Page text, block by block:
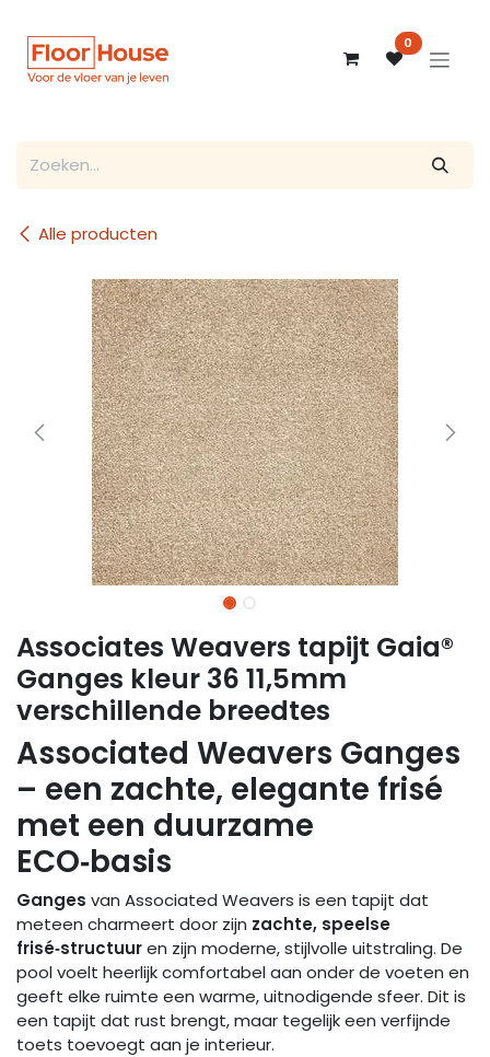
0
Alle producten
Associates Weavers tapijt Gaia®
Ganges kleur 36 11,5mm
verschillende breedtes
Associated Weavers Ganges
– een zachte, elegante frisé
met een duurzame
ECO‑basis
Ganges van Associated Weavers is een tapijt dat
meteen charmeert door zijn zachte, speelse
frisé‑structuuren zijn moderne, stijlvolle uitstraling. De
pool voelt heerlijk comfortabel aan onder de voeten en
geeft elke ruimte een warme, uitnodigende sfeer. Dit is
een tapijt dat rust brengt, maar tegelijk een verfijnde
toets toevoegt aan je interieur.